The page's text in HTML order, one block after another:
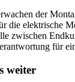
der
die elektrische
zwischen
für
weiter